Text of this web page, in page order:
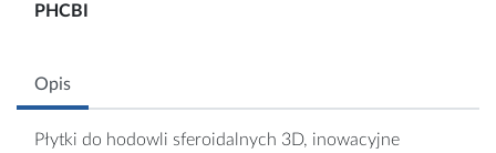
PHCBI
Opis
Płytki do hodowli sferoidalnych 3D, inowacyjne